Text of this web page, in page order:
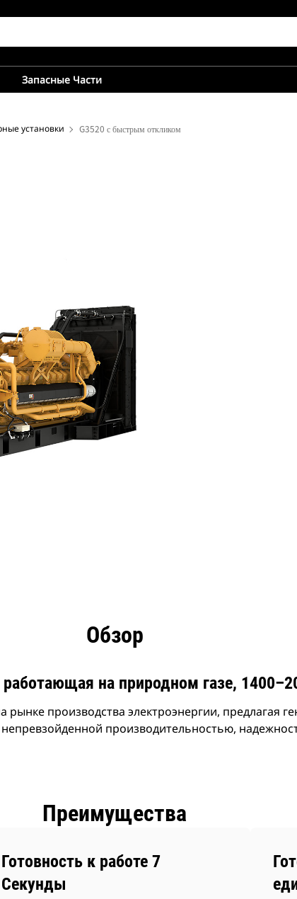
Запасные Части
установки G3520 с быстрым откликом
Обзор
работающая на природном газе,
производства электроэнергии, предлагая
производительностью,
Преимущества
Готовность к работе 7
Секунды